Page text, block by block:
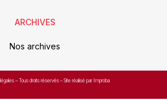
ARCHIVES
Nos archives
– Tous droits réservés – Site réalisé par Improba